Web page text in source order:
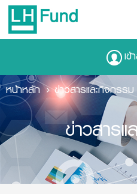
เข้
ข่าวสารแ
หน้าหลัก ข่าวสารและกิจกรรม